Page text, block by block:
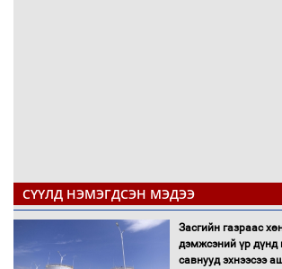
СҮҮЛД НЭМЭГДСЭН МЭДЭЭ
Засгийн газраас
дэмжсэний үр дүнд
савнууд эхнээсээ